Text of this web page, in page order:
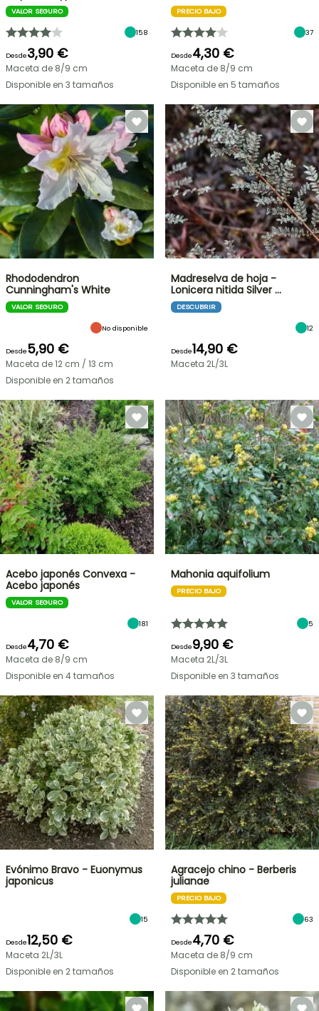
VALOR SEGURO
158
Desde3,90 €
Maceta de 8/9 cm
Disponible en 3 tamaños
PRECIO BAJO
37
Desde4,30 €
Maceta de 8/9 cm
Disponible en 5 tamaños
Rhododendron
Cunningham's White
VALOR SEGURO
No disponible
Desde5,90 €
Maceta de 12 cm / 13 cm
Disponible en 2 tamaños
Madreselva de hoja -
Lonicera nitida Silver …
DESCUBRIR
12
Desde14,90 €
Maceta 2L/3L
Acebo japonés Convexa -
Acebo japonés
VALOR SEGURO
181
Desde4,70 €
Maceta de 8/9 cm
Disponible en 4 tamaños
Mahonia aquifolium
PRECIO BAJO
5
Desde9,90 €
Maceta 2L/3L
Disponible en 3 tamaños
Evónimo Bravo - Euonymus
japonicus
15
Desde12,50 €
Maceta 2L/3L
Disponible en 2 tamaños
Agracejo chino - Berberis
julianae
PRECIO BAJO
63
Desde4,70 €
Maceta de 8/9 cm
Disponible en 2 tamaños